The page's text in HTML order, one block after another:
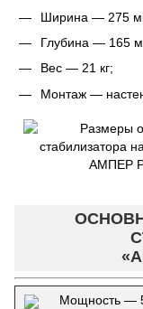
Ширина — 275
Глубина — 165
Вес — 21 кг;
Монтаж —
Мощность —